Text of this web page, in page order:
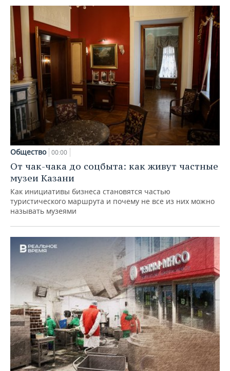
Общество 00:00
От чак-чака до соцбыта: как живут частные
музеи Казани
Как инициативы бизнеса становятся частью
туристического маршрута и почему не все из них можно
называть музеями